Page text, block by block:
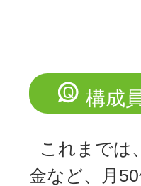
構成
これまでは
金など、月